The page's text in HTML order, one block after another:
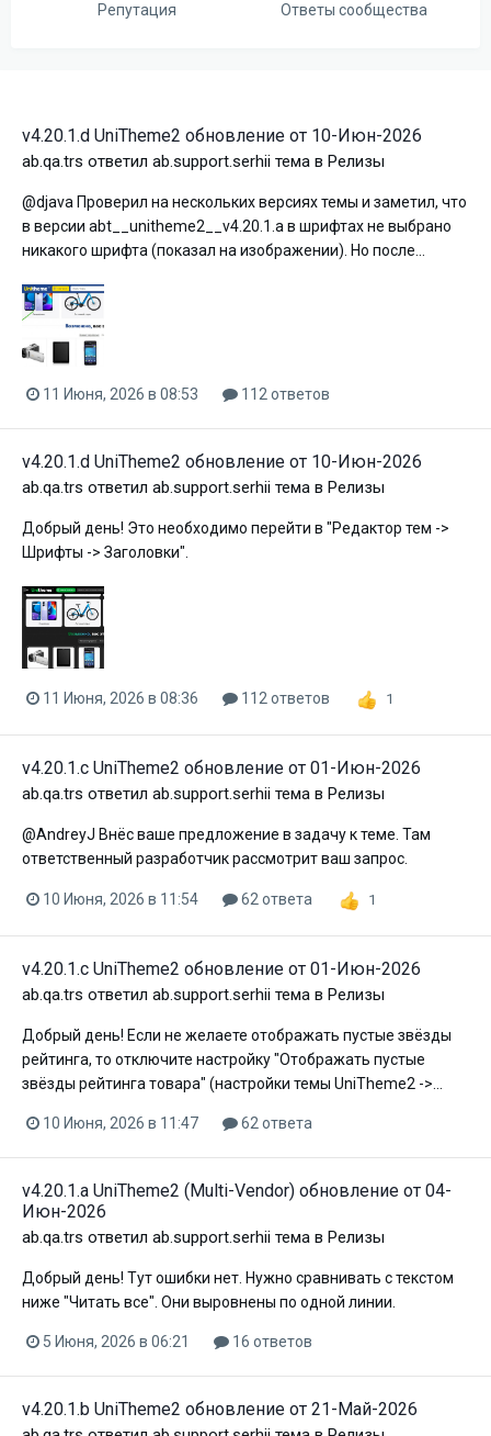
Репутация Ответы сообщества
v4.20.1.d UniTheme2 обновление от 10-Июн-2026
ab.qa.trs ответил ab.support.serhii тема в Релизы
@djava Проверил на нескольких версиях темы и заметил, что
в версии abt__unitheme2__v4.20.1.a в шрифтах не выбрано
никакого шрифта (показал на изображении). Но после...
11 Июня, 2026 в 08:53 112 ответов
v4.20.1.d UniTheme2 обновление от 10-Июн-2026
ab.qa.trs ответил ab.support.serhii тема в Релизы
Добрый день! Это необходимо перейти в "Редактор тем ->
Шрифты -> Заголовки".
11 Июня, 2026 в 08:36 112 ответов 1
v4.20.1.c UniTheme2 обновление от 01-Июн-2026
ab.qa.trs ответил ab.support.serhii тема в Релизы
@AndreyJ Внёс ваше предложение в задачу к теме. Там
ответственный разработчик рассмотрит ваш запрос.
10 Июня, 2026 в 11:54 62 ответа 1
v4.20.1.c UniTheme2 обновление от 01-Июн-2026
ab.qa.trs ответил ab.support.serhii тема в Релизы
Добрый день! Если не желаете отображать пустые звёзды
рейтинга, то отключите настройку "Отображать пустые
звёзды рейтинга товара" (настройки темы UniTheme2 ->...
10 Июня, 2026 в 11:47 62 ответа
v4.20.1.a UniTheme2 (Multi-Vendor) обновление от 04-
Июн-2026
ab.qa.trs ответил ab.support.serhii тема в Релизы
Добрый день! Тут ошибки нет. Нужно сравнивать с текстом
ниже "Читать все". Они выровнены по одной линии.
5 Июня, 2026 в 06:21 16 ответов
v4.20.1.b UniTheme2 обновление от 21-Май-2026